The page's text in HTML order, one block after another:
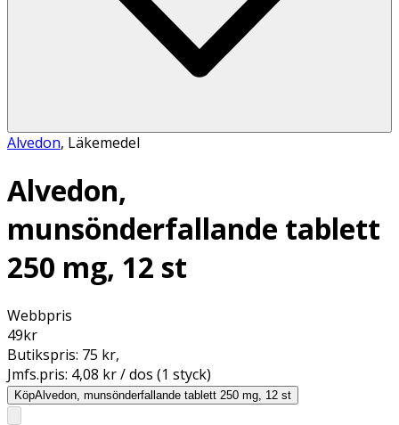
Alvedon, Läkemedel
Alvedon,
munsönderfallande tablett
250 mg, 12 st
Webbpris
49kr
Butikspris: 75 kr,
Jmfs.pris: 4,08 kr / dos (1 styck)
KöpAlvedon, munsönderfallande tablett 250 mg, 12 st